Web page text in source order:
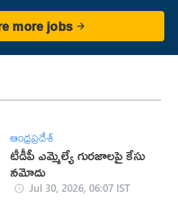
more jobs
ఆంధ్రప్రదేశ్
టీడీపీ ఎమ్మెల్యే గురజాలపై కేసు
న‌మోదు
Jul 30, 2026, 06:07 IST